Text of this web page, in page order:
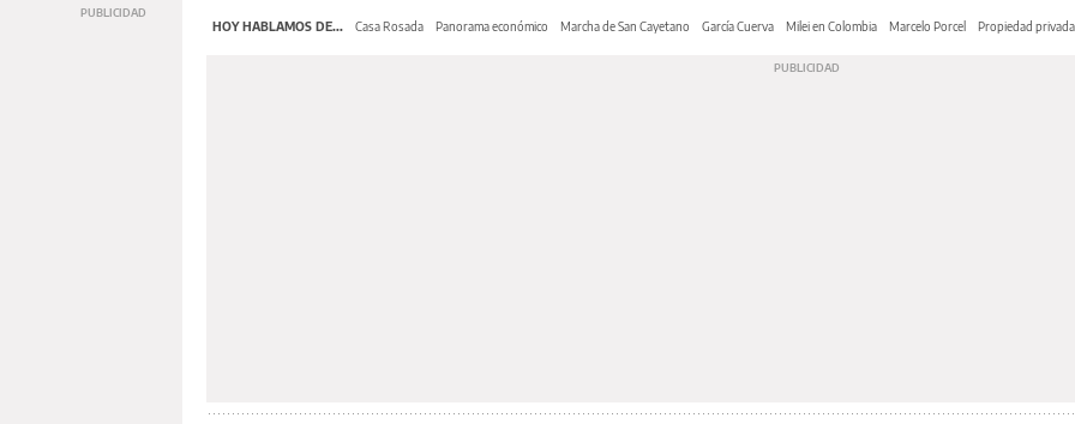
HOY HABLAMOS DE... Casa Rosada Panorama económico Marcha de San Cayetano García Cuerva Milei en Colombia Marcelo Porcel Propiedad privada